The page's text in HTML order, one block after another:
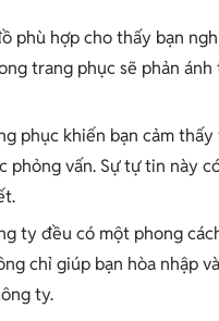
phù hợp cho thấy bạn
trang phục sẽ phản
phục khiến bạn cảm
vấn. Sự tự tin này
ty đều có một phong
chỉ giúp bạn hòa nhập
ty.